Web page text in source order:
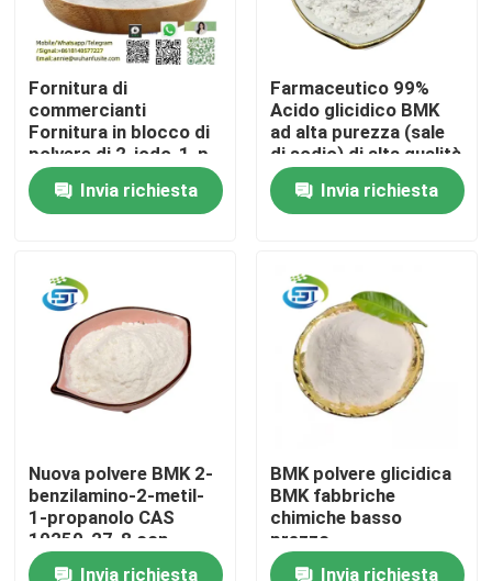
Prodotti
Circa noi
Giro della fabbrica
Controllo di qualità
Contattici
Richieda una citazione
PMK Chimica
Prodotto chimico di BDO
Fornitura di
commercianti
Fornitura in blocco di
polvere di 2-iodo-1-p-
tolyl-propan-1-one di
alta qualità cas
236117-38-7
Invia richiesta
Farmaceutico 99%
Acido glicidico BMK
ad alta purezza (sale
di sodio) di alta qualità
Invia richiesta
Nuova polvere BMK 2-
benzilamino-2-metil-
1-propanolo CAS
10250-27-8 con
consegna rapida
Invia richiesta
BMK polvere glicidica
BMK fabbriche
chimiche basso
prezzo
Invia richiesta